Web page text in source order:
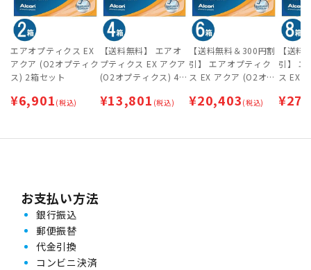
エアオプティクス EX
アクア (O2オプティク
ス) 2箱セット
¥6,901 (税込)
【送料無料】 エアオ
プティクス EX アクア
(O2オプティクス) 4箱
¥13,801 (税込)
【送料無料＆300円割
引】 エアオプティク
ス EX アクア (O2オプ
¥20,403 (税込)
【送
引】 エ
ス EX
¥
お支払い方法
銀行振込
郵便振替
代金引換
コンビニ決済